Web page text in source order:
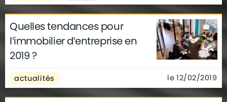
Quelles tendances pour
l’immobilier d’entreprise en
2019 ?
actualités le 12/02/2019